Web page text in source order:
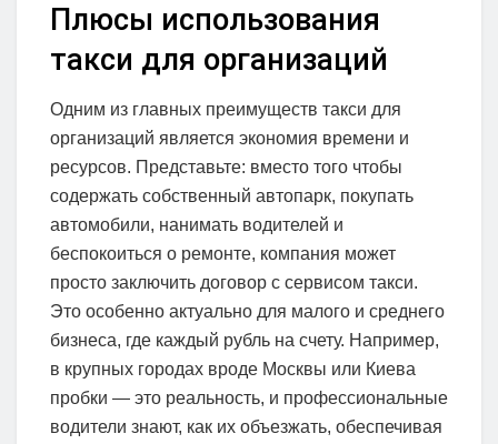
Плюсы использования
такси для организаций
Одним из главных преимуществ такси для
организаций является экономия времени и
ресурсов. Представьте: вместо того чтобы
содержать собственный автопарк, покупать
автомобили, нанимать водителей и
беспокоиться о ремонте, компания может
просто заключить договор с сервисом такси.
Это особенно актуально для малого и среднего
бизнеса, где каждый рубль на счету. Например,
в крупных городах вроде Москвы или Киева
пробки — это реальность, и профессиональные
водители знают, как их объезжать, обеспечивая